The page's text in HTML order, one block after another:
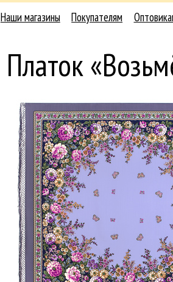
Наши магазины Покупателям
Платок